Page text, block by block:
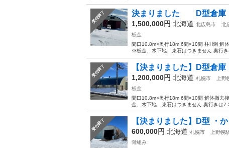
受付終了 決まりました D型倉庫
1,500,000円 北海道 北広島市 北
板金
間口10.8m×奥行18m 6間×10間 柱H鋼 解
※板金、木下地、束石はつきません 奥行
受付終了 【決まりました】D型倉
1,200,000円 北海道 札幌市 上野
板金
間口10.8m×奥行18m 6間×10間 解体撤去
金、木下地、束石はつきません 奥行きは
受付終了 【決まりました】D型 ・
600,000円 北海道 札幌市 上野幌
骨組み